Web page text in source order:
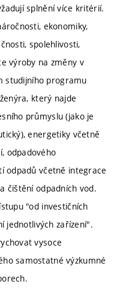
splnění více kritérií.
ekonomiky,
spolehlivosti,
výroby na změny v
studijního programu
který najde
průmyslu (jako je
energetiky včetně
odpadového
odpadů včetně integrace
čištění odpadních vod.
"od investičních
jednotlivých zařízení".
vysoce
samostatné výzkumné